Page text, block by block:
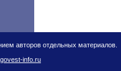
авторов отдельных материалов.
info.ru